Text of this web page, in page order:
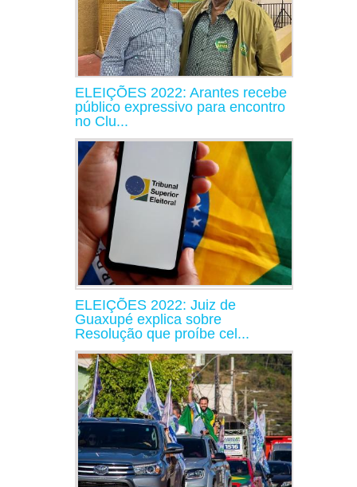
ELEIÇÕES 2022: Arantes recebe
público expressivo para encontro
no Clu...
ELEIÇÕES 2022: Juiz de
Guaxupé explica sobre
Resolução que proíbe cel...